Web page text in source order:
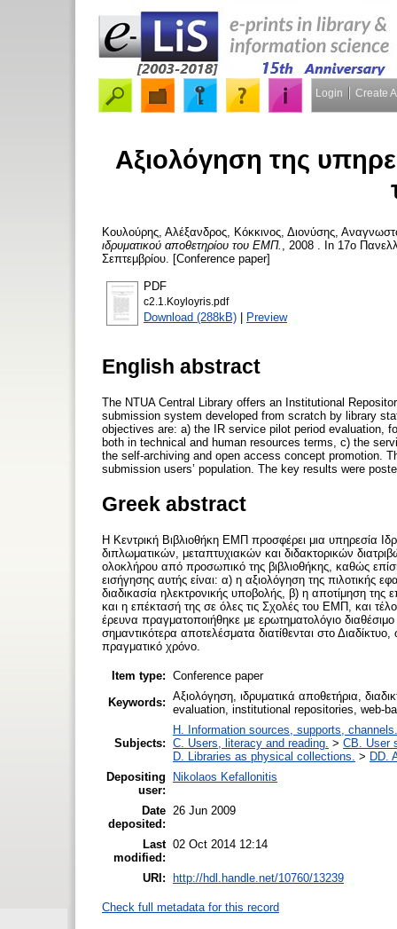
Login Create
Αξιολόγηση της
Κουλούρης, Αλέξανδρος Κόκκινος, Διονύσης
ιδρυματικού αποθετηρίου του ΕΜΠ.
, 2008 . In 17ο
Σεπτεμβρίου. [Conference paper]
PDF
c2.1.Koyloyris.pdf
Download (288kB) | Preview
English abstract
The NTUA Central Library offers an Institutional
submission system developed from scratch by library
objectives are: a) the IR service pilot period evaluation,
both in technical and human resources terms, c) the
the self-archiving and open access concept promotion.
submission users’ population. The key results were
Greek abstract
Η Κεντρική Βιβλιοθήκη ΕΜΠ προσφέρει μια υπηρεσία
διπλωματικών, μεταπτυχιακών και διδακτορικών
ολοκλήρου από προσωπικό της βιβλιοθήκης, καθώς
εισήγησης αυτής είναι: α) η αξιολόγηση της πιλοτικής
διαδικασία ηλεκτρονικής υποβολής, β) η αποτίμηση
και η επέκτασή της σε όλες τις Σχολές του ΕΜΠ, και
έρευνα πραγματοποιήθηκε με ερωτηματολόγιο
σημαντικότερα αποτελέσματα διατίθενται στο
πραγματικό χρόνο.
Item type: Conference paper
Keywords: Αξιολόγηση, ιδρυματικά αποθετήρια,
evaluation, institutional repositories, web-
Subjects:
H. Information sources, supports, channels.
C. Users, literacy and reading. > CB. User
D. Libraries as physical collections. > DD.
Depositing
user:
Nikolaos Kefallonitis
Date
deposited:
26 Jun 2009
Last
modified:
02 Oct 2014 12:14
URI: http://hdl.handle.net/10760/13239
Check full metadata for this record